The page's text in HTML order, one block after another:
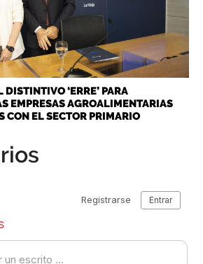
DISTINTIVO ‘ERRE’ PARA
EMPRESAS AGROALIMENTARIAS
CON EL SECTOR PRIMARIO